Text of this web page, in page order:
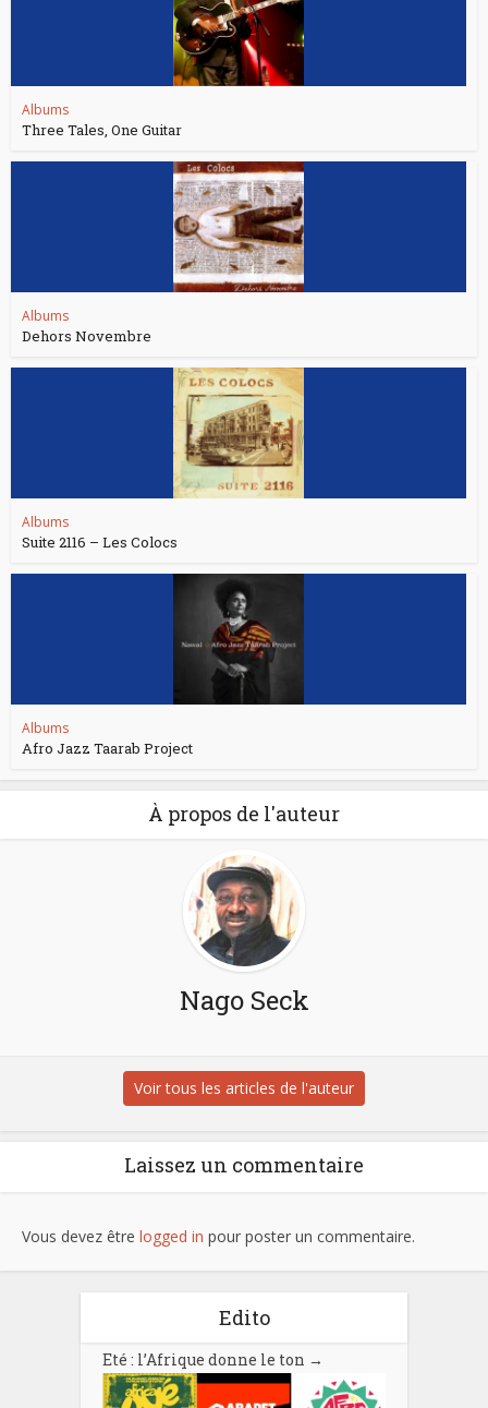
Albums
Three Tales, One Guitar
Albums
Dehors Novembre
Albums
Suite 2116 – Les Colocs
Albums
Afro Jazz Taarab Project
À propos de l'auteur
Nago Seck
Voir tous les articles de l'auteur
Laissez un commentaire
Vous devez être logged in pour poster un commentaire.
Edito
Eté : l’Afrique donne le ton →